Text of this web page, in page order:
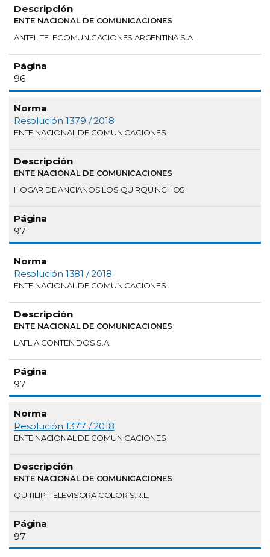
ENTE NACIONAL DE COMUNICACIONES
ANTEL TELECOMUNICACIONES ARGENTINA S.A.
96
Resolución 1379 / 2018
ENTE NACIONAL DE COMUNICACIONES
ENTE NACIONAL DE COMUNICACIONES
HOGAR DE ANCIANOS LOS QUIRQUINCHOS
97
Resolución 1381 / 2018
ENTE NACIONAL DE COMUNICACIONES
ENTE NACIONAL DE COMUNICACIONES
LAFLIA CONTENIDOS S.A.
97
Resolución 1377 / 2018
ENTE NACIONAL DE COMUNICACIONES
ENTE NACIONAL DE COMUNICACIONES
QUITILIPI TELEVISORA COLOR S.R.L.
97